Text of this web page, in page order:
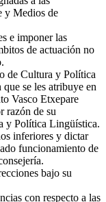
y Medios de
e imponer las
de actuación no
de Cultura y Política
se les atribuye en
Vasco Etxepare
razón de su
y Política Lingüística.
inferiores y dictar
funcionamiento de
bajo su
con respecto a las